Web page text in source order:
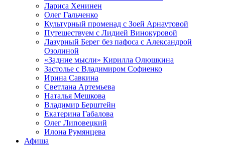
Лариса Хенинен
Олег Гальченко
Культурный променад с Зоей Арнаутовой
Путешествуем с Лидией Винокуровой
Лазурный Берег без пафоса с Александрой
Озолиной
«Задние мысли» Кирилла Олюшкина
Застолье с Владимиром Софиенко
Ирина Савкина
Светлана Артемьева
Наталья Мешкова
Владимир Берштейн
Екатерина Габалова
Олег Липовецкий
Илона Румянцева
Афиша